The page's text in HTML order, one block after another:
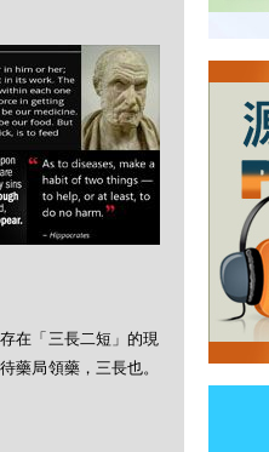
在「三長二短」的現
藥局領藥，三長也。